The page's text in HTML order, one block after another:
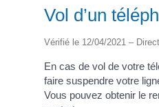
Vol d’un
Vérifié le 12/04/2021 –
En cas de vol de votre
faire suspendre votre
Vous pouvez obtenir le